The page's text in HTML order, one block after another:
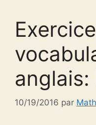
anglais:
10/19/2016 par